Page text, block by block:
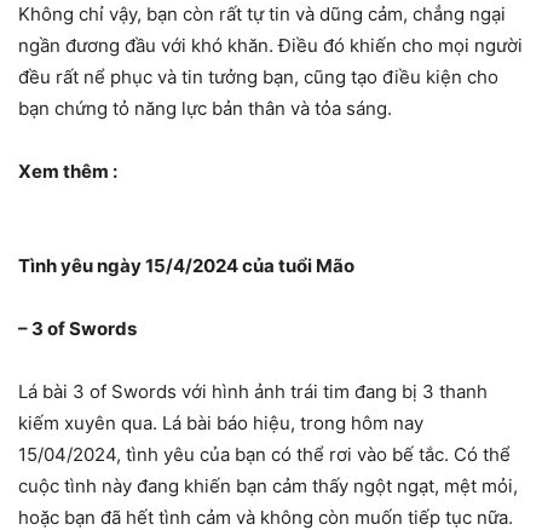
Không chỉ vậy, bạn còn rất tự tin và dũng cảm, chẳng ngại
ngần đương đầu với khó khăn. Điều đó khiến cho mọi người
đều rất nể phục và tin tưởng bạn, cũng tạo điều kiện cho
bạn chứng tỏ năng lực bản thân và tỏa sáng.
Xem thêm :
Tình yêu ngày 15/4/2024 của tuổi Mão
– 3 of Swords
Lá bài 3 of Swords với hình ảnh trái tim đang bị 3 thanh
kiếm xuyên qua. Lá bài báo hiệu, trong hôm nay
15/04/2024, tình yêu của bạn có thể rơi vào bế tắc. Có thể
cuộc tình này đang khiến bạn cảm thấy ngột ngạt, mệt mỏi,
hoặc bạn đã hết tình cảm và không còn muốn tiếp tục nữa.